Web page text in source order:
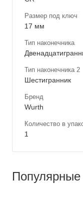
Размер под ключ
17 мм
Тип наконечника
Тип наконечника 2
Шестигранник
Бренд
Wurth
Количество в
1
Популярные